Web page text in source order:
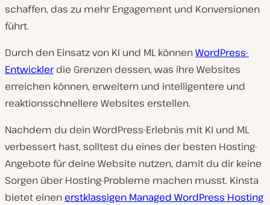
schaffen, das zu mehr Engagement und Konversionen
führt.
Durch den Einsatz von KI und ML könnenWordPress-
Entwicklerdie Grenzen dessen, was ihre Websites
erreichen können, erweitern und intelligentere und
reaktionsschnellere Websites erstellen.
Nachdem du dein WordPress-Erlebnis mit KI und ML
verbessert hast, solltest du eines der besten Hosting-
Angebote für deine Website nutzen, damit du dir keine
Sorgen über Hosting-Probleme machen musst. Kinsta
bietet einen erstklassigen Managed WordPress Hosting